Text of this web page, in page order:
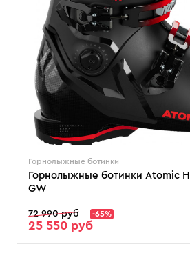
Горнолыжные ботинки
Горнолыжные ботинки Atomic
GW
72 990 руб -65%
25 550 руб